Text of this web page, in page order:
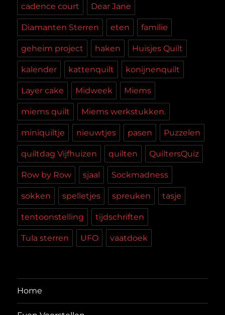
cadence court Dear Jane
Diamanten Sterren eten familie
geheim project haken Huisjes Quilt
kalender kattenquilt konijnenquilt
Layer cake Midweek Miems
miems quilt Miems werkstukken.
miniquiltje nieuwtjes pasen Puzzelen
quiltdag Vijfhuizen quilten QuiltersQuiz
Row by Row sjaal Sockmadness
sokken spelletjes spreuken tasje
tentoonstelling tijdschriften
Tula sterren UFO vaatdoek
Home